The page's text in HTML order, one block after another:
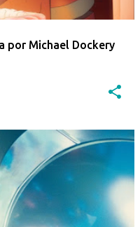
por Michael Dockery